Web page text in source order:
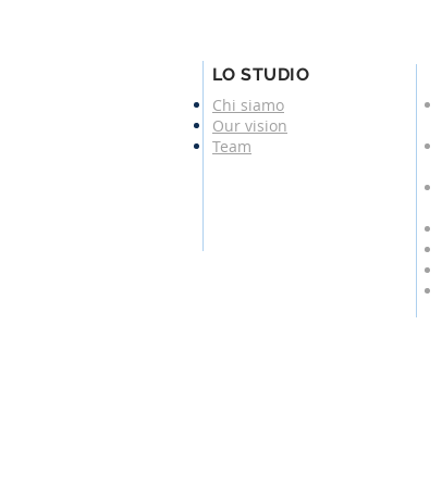
LO STUDIO
Chi siamo
Our vision
Team